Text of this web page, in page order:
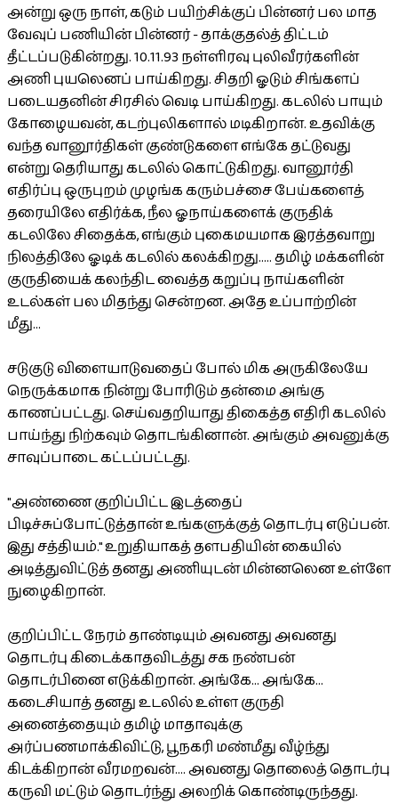
அன்று ஒரு நாள், கடும் பயிற்சிக்குப் பின்னர் பல மாத
வேவுப் பணியின் பின்னர் - தாக்குதல்த் திட்டம்
தீட்டப்படுகின்றது. 10.11.93 நள்ளிரவு புலிவீரர்களின்
அணி புயலெனப் பாய்கிறது. சிதறி ஓடும் சிங்களப்
படையதனின் சிரசில் வெடி பாய்கிறது. கடலில் பாயும்
கோழையவன், கடற்புலிகளால் மடிகிறான். உதவிக்கு
வந்த வானூர்திகள் குண்டுகளை எங்கே தட்டுவது
என்று தெரியாது கடலில் கொட்டுகிறது. வானூர்தி
எதிர்ப்பு ஒருபுறம் முழங்க கரும்பச்சை பேய்களைத்
தரையிலே எதிர்க்க, நீல ஓநாய்களைக் குருதிக்
கடலிலே சிதைக்க, எங்கும் புகைமயமாக இரத்தவாறு
நிலத்திலே ஓடிக் கடலில் கலக்கிறது..... தமிழ் மக்களின்
குருதியைக் கலந்திட வைத்த கறுப்பு நாய்களின்
உடல்கள் பல மிதந்து சென்றன. அதே உப்பாற்றின்
மீது...
சடுகுடு விளையாடுவதைப் போல் மிக அருகிலேயே
நெருக்கமாக நின்று போரிடும் தன்மை அங்கு
காணப்பட்டது. செய்வதறியாது திகைத்த எதிரி கடலில்
பாய்ந்து நிற்கவும் தொடங்கினான். அங்கும் அவனுக்கு
சாவுப்பாடை கட்டப்பட்டது.
"அண்ணை குறிப்பிட்ட இடத்தைப்
பிடிச்சுப்போட்டுத்தான் உங்களுக்குத் தொடர்பு எடுப்பன்.
இது சத்தியம்." உறுதியாகத் தளபதியின் கையில்
அடித்துவிட்டுத் தனது அணியுடன் மின்னலென உள்ளே
நுழைகிறான்.
குறிப்பிட்ட நேரம் தாண்டியும் அவனது அவனது
தொடர்பு கிடைக்காதவிடத்து சக நண்பன்
தொடர்பினை எடுக்கிறான். அங்கே... அங்கே...
கடைசியாத் தனது உடலில் உள்ள குருதி
அனைத்தையும் தமிழ் மாதாவுக்கு
அர்ப்பணமாக்கிவிட்டு, பூநகரி மண்மீது வீழ்ந்து
கிடக்கிறான் வீரமறவன்.... அவனது தொலைத் தொடர்பு
கருவி மட்டும் தொடர்ந்து அலறிக் கொண்டிருந்தது.